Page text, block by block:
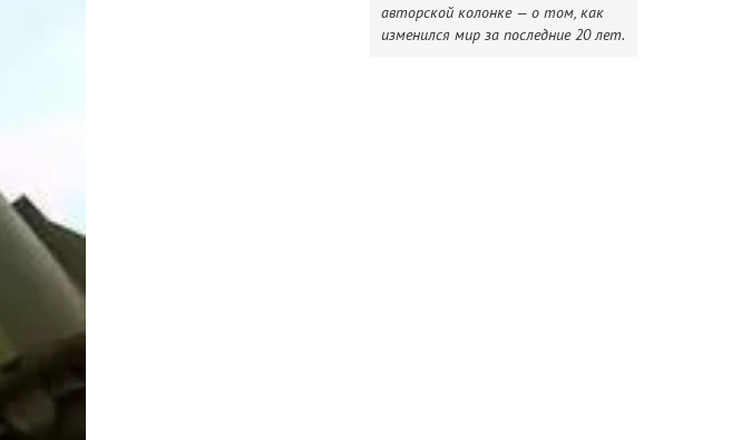
авторской колонке — о том, как
изменился мир за последние 20 лет.